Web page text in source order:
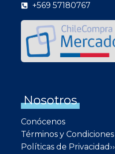
+569 57180767
Nosotros
Conócenos
Términos y Condiciones
Políticas de Privacidad››